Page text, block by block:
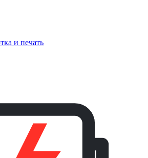
и печать